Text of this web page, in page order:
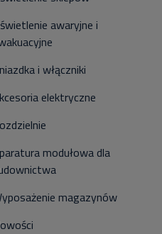
awaryjne i
i włączniki
elektryczne
modułowa dla
magazynów